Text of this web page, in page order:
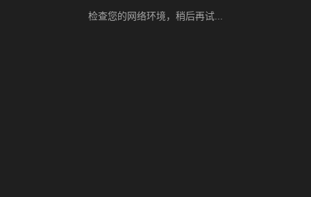
检查您的网络环境，稍后再试...